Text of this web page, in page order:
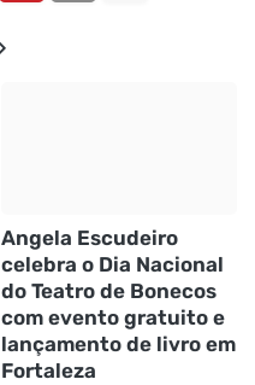
Angela Escudeiro
celebra o Dia Nacional
do Teatro de Bonecos
com evento gratuito e
lançamento de livro em
Fortaleza